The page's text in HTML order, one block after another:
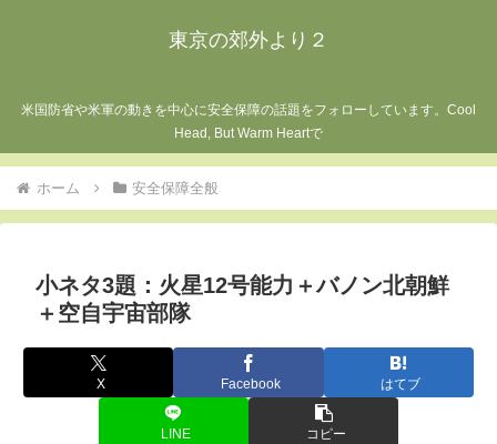
東京の郊外より２
米国防省や米軍の動きを中心に安全保障の話題をフォローしています。Cool
Head, But Warm Heartで
ホーム 安全保障全般
小ネタ3題：火星12号能力＋バノン北朝鮮
＋空自宇宙部隊
X Facebook はてブ
LINE コピー